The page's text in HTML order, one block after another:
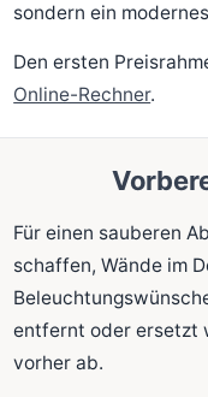
sondern ein
Den ersten
Online-Rechner.
Für einen sauberen
schaffen, Wände im
entfernt oder ersetzt
vorher ab.